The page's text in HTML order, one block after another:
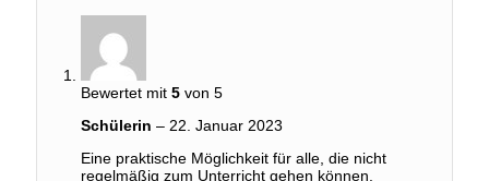
Bewertet mit 5 von 5
Schülerin – 22. Januar 2023
Eine praktische Möglichkeit für alle, die nicht
regelmäßig zum Unterricht gehen können.